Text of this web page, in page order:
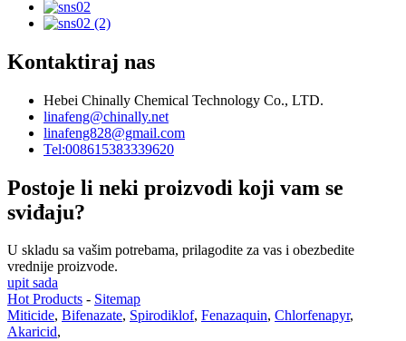
Kontaktiraj nas
Hebei Chinally Chemical Technology Co., LTD.
linafeng@chinally.net
linafeng828@gmail.com
Tel:008615383339620
Postoje li neki proizvodi koji vam se
sviđaju?
U skladu sa vašim potrebama, prilagodite za vas i obezbedite
vrednije proizvode.
upit sada
Hot Products - Sitemap
Miticide, Bifenazate, Spirodiklof, Fenazaquin, Chlorfenapyr,
Akaricid,